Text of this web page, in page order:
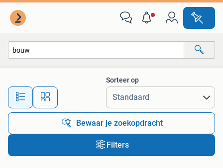
Alle afstanden…
Sorteer op
Bewaar je zoekopdracht
Filters